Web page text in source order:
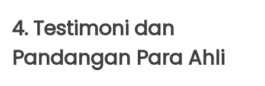
4. Testimoni dan
Pandangan Para Ahli